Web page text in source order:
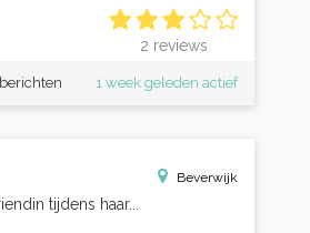
2 reviews
1 week geleden actief
Beverwijk
tijdens haar...